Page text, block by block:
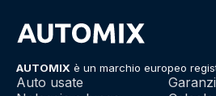
AUTOMIX è un marchio europeo
Auto usate